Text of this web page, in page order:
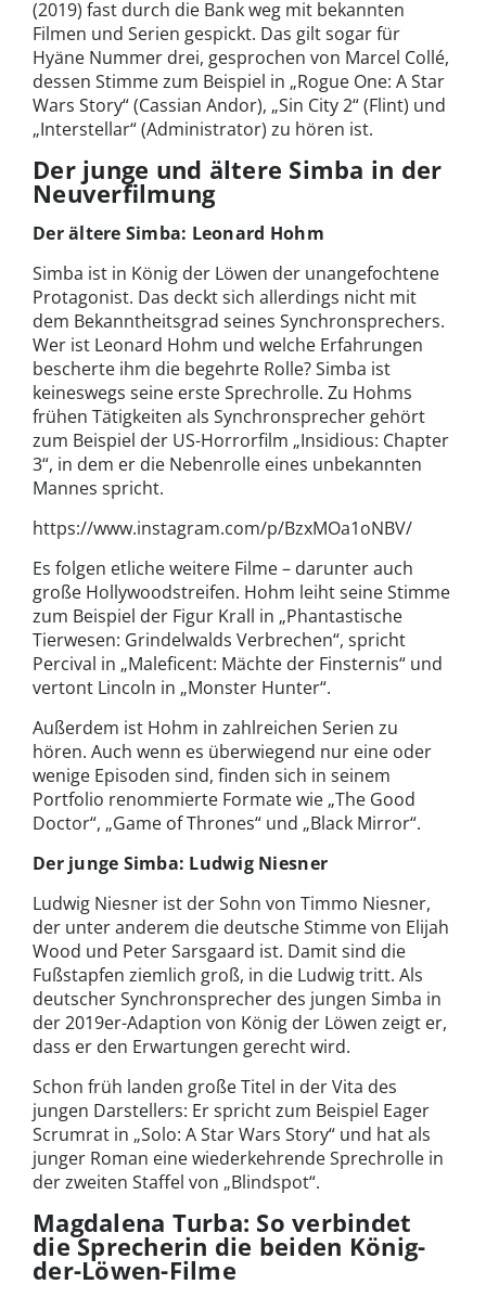
(2019) fast durch die Bank weg mit bekannten
Filmen und Serien gespickt. Das gilt sogar für
Hyäne Nummer drei, gesprochen von Marcel Collé,
dessen Stimme zum Beispiel in „Rogue One: A Star
Wars Story“ (Cassian Andor), „Sin City 2“ (Flint) und
„Interstellar“ (Administrator) zu hören ist.
Der junge und ältere Simba in der
Neuverfilmung
Der ältere Simba: Leonard Hohm
Simba ist in König der Löwen der unangefochtene
Protagonist. Das deckt sich allerdings nicht mit
dem Bekanntheitsgrad seines Synchronsprechers.
Wer ist Leonard Hohm und welche Erfahrungen
bescherte ihm die begehrte Rolle? Simba ist
keineswegs seine erste Sprechrolle. Zu Hohms
frühen Tätigkeiten als Synchronsprecher gehört
zum Beispiel der US-Horrorfilm „Insidious: Chapter
3“, in dem er die Nebenrolle eines unbekannten
Mannes spricht.
https://www.instagram.com/p/BzxMOa1oNBV/
Es folgen etliche weitere Filme – darunter auch
große Hollywoodstreifen. Hohm leiht seine Stimme
zum Beispiel der Figur Krall in „Phantastische
Tierwesen: Grindelwalds Verbrechen“, spricht
Percival in „Maleficent: Mächte der Finsternis“ und
vertont Lincoln in „Monster Hunter“.
Außerdem ist Hohm in zahlreichen Serien zu
hören. Auch wenn es überwiegend nur eine oder
wenige Episoden sind, finden sich in seinem
Portfolio renommierte Formate wie „The Good
Doctor“, „Game of Thrones“ und „Black Mirror“.
Der junge Simba: Ludwig Niesner
Ludwig Niesner ist der Sohn von Timmo Niesner,
der unter anderem die deutsche Stimme von Elijah
Wood und Peter Sarsgaard ist. Damit sind die
Fußstapfen ziemlich groß, in die Ludwig tritt. Als
deutscher Synchronsprecher des jungen Simba in
der 2019er-Adaption von König der Löwen zeigt er,
dass er den Erwartungen gerecht wird.
Schon früh landen große Titel in der Vita des
jungen Darstellers: Er spricht zum Beispiel Eager
Scrumrat in „Solo: A Star Wars Story“ und hat als
junger Roman eine wiederkehrende Sprechrolle in
der zweiten Staffel von „Blindspot“.
Magdalena Turba: So verbindet
die Sprecherin die beiden König-
der-Löwen-Filme